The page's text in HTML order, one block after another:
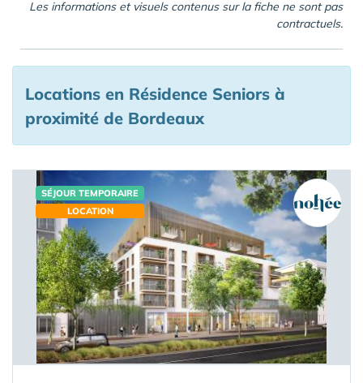
Les informations et visuels contenus sur la fiche ne sont pas
contractuels.
Locations en Résidence Seniors à
proximité de Bordeaux
SÉJOUR TEMPORAIRE
LOCATION